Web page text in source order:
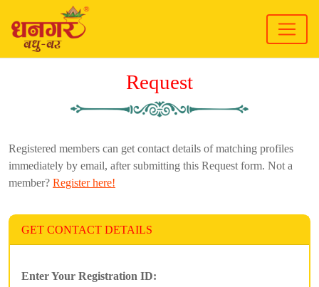
Request
Registered members can get contact details of matching profiles
immediately by email, after submitting this Request form. Not a
member? Register here!
GET CONTACT DETAILS
Enter Your Registration ID: